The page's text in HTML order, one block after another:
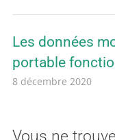
Les données
portable
8 décembre 2020
Vous ne